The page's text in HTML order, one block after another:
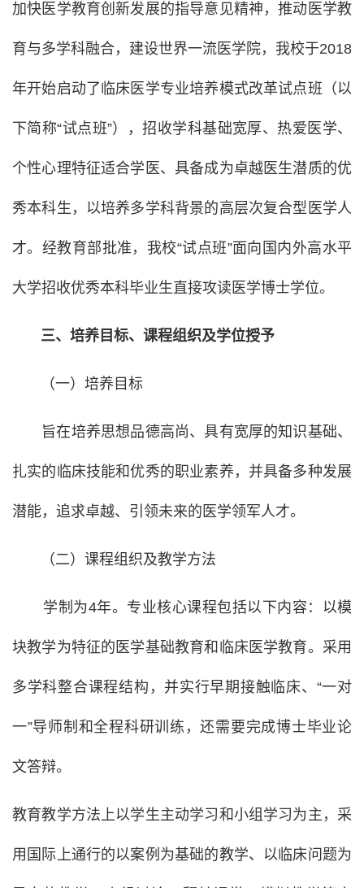
加快医学教育创新发展的指导意见精神，推动医学教
育与多学科融合，建设世界一流医学院，我校于2018
年开始启动了临床医学专业培养模式改革试点班（以
下简称“试点班”），招收学科基础宽厚、热爱医学、
个性心理特征适合学医、具备成为卓越医生潜质的优
秀本科生，以培养多学科背景的高层次复合型医学人
才。经教育部批准，我校“试点班”面向国内外高水平
大学招收优秀本科毕业生直接攻读医学博士学位。
三、培养目标、课程组织及学位授予
（一）培养目标
旨在培养思想品德高尚、具有宽厚的知识基础、
扎实的临床技能和优秀的职业素养，并具备多种发展
潜能，追求卓越、引领未来的医学领军人才。
（二）课程组织及教学方法
学制为4年。专业核心课程包括以下内容：以模
块教学为特征的医学基础教育和临床医学教育。采用
多学科整合课程结构，并实行早期接触临床、“一对
一”导师制和全程科研训练，还需要完成博士毕业论
文答辩。
教育教学方法上以学生主动学习和小组学习为主，采
用国际上通行的以案例为基础的教学、以临床问题为